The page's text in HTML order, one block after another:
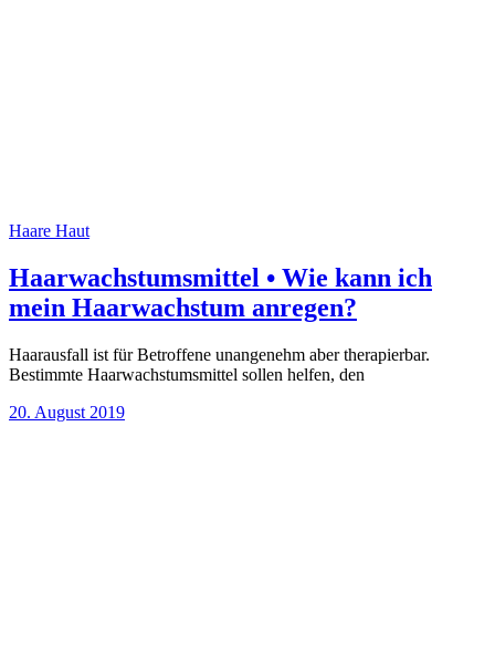
Haare Haut
Haarwachstumsmittel • Wie kann ich
mein Haarwachstum anregen?
Haarausfall ist für Betroffene unangenehm aber therapierbar.
Bestimmte Haarwachstumsmittel sollen helfen, den
20. August 2019